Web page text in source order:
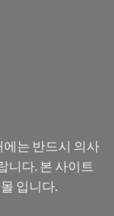
는 반드시 의사
니다. 본 사이트
입니다.